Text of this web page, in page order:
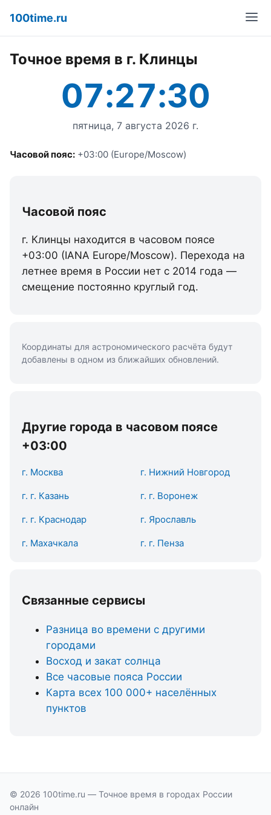
100time.ru
Точное время в г. Клинцы
07:27:30
пятница, 7 августа 2026 г.
Часовой пояс: +03:00 (Europe/Moscow)
Часовой пояс
г. Клинцы находится в часовом поясе
+03:00 (IANA Europe/Moscow). Перехода на
летнее время в России нет с 2014 года —
смещение постоянно круглый год.
Координаты для астрономического расчёта будут
добавлены в одном из ближайших обновлений.
Другие города в часовом поясе
+03:00
г. Москва г. Нижний Новгород
г. г. Казань г. г. Воронеж
г. г. Краснодар г. Ярославль
г. Махачкала г. г. Пенза
Связанные сервисы
Разница во времени с другими
городами
Восход и закат солнца
Все часовые пояса России
Карта всех 100 000+ населённых
пунктов
© 2026 100time.ru — Точное время в городах России
онлайн